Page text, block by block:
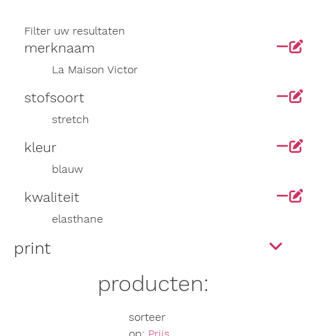
Filter uw resultaten
merknaam
La Maison Victor
stofsoort
stretch
kleur
blauw
kwaliteit
elasthane
print
producten:
sorteer